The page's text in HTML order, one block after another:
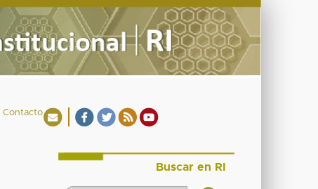
Contacto
Buscar en RI